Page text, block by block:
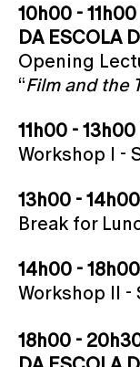
10h00 -
DA ESCOLA
Opening
“Film and the
11h00 -
Workshop I -
13h00 - 14h00
Break for
14h00 -
Workshop II -
18h00 -